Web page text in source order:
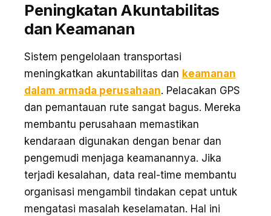
Peningkatan Akuntabilitas
dan Keamanan
Sistem pengelolaan transportasi
meningkatkan akuntabilitas dan keamanan
dalam armada perusahaan. Pelacakan GPS
dan pemantauan rute sangat bagus. Mereka
membantu perusahaan memastikan
kendaraan digunakan dengan benar dan
pengemudi menjaga keamanannya. Jika
terjadi kesalahan, data real-time membantu
organisasi mengambil tindakan cepat untuk
mengatasi masalah keselamatan. Hal ini